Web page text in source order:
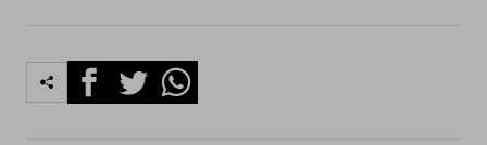
FacebookTwitterWhatsapp